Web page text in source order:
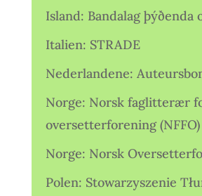
Island: Bandalag þýðenda
Italien: STRADE
Nederlandene:
Norge: Norsk faglitterær
oversetterforening (NFFO)
Norge: Norsk
Polen: Stowarzyszenie